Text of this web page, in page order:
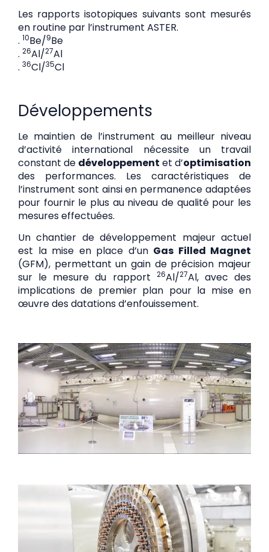
Les rapports isotopiques suivants sont mesurés
en routine par l’instrument ASTER.
. 10Be/9Be
. 26Al/27Al
. 36Cl/35Cl
Développements
Le maintien de l’instrument au meilleur niveau
d’activité international nécessite un travail
constant de développement et d’optimisation
des performances. Les caractéristiques de
l’instrument sont ainsi en permanence adaptées
pour fournir le plus au niveau de qualité pour les
mesures effectuées.
Un chantier de développement majeur actuel
est la mise en place d’un Gas Filled Magnet
(GFM), permettant un gain de précision majeur
sur le mesure du rapport
26Al/27Al, avec des
implications de premier plan pour la mise en
œuvre des datations d’enfouissement.